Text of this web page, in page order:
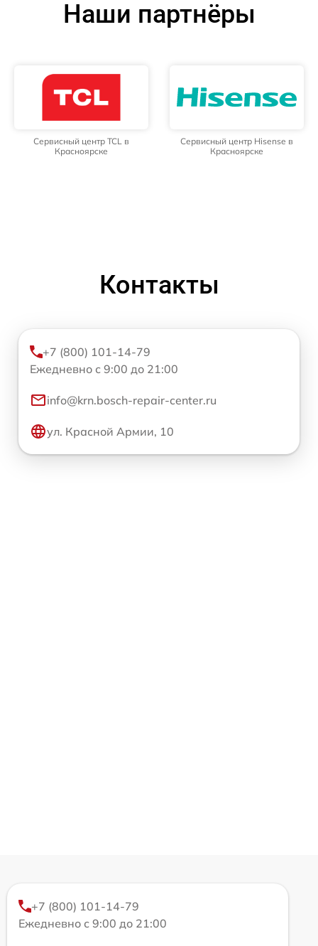
Наши партнёры
Сервисный центр TCL в
Красноярске
Сервисный центр Hisense в
Красноярске
Контакты
+7 (800) 101-14-79
Ежедневно с 9:00 до 21:00
info@krn.bosch-repair-center.ru
ул. Красной Армии, 10
+7 (800) 101-14-79
Ежедневно с 9:00 до 21:00